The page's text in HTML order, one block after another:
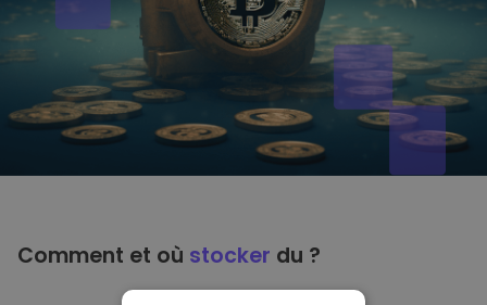
Comment et où stocker du ?